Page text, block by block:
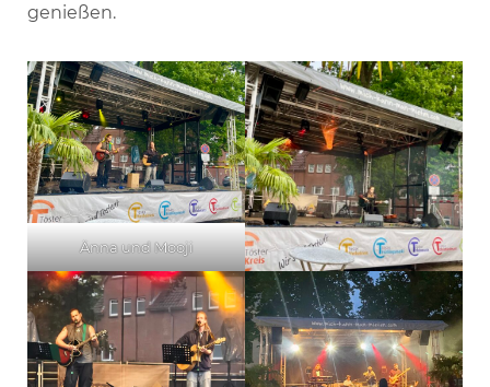
genießen.
Änna und Mooji